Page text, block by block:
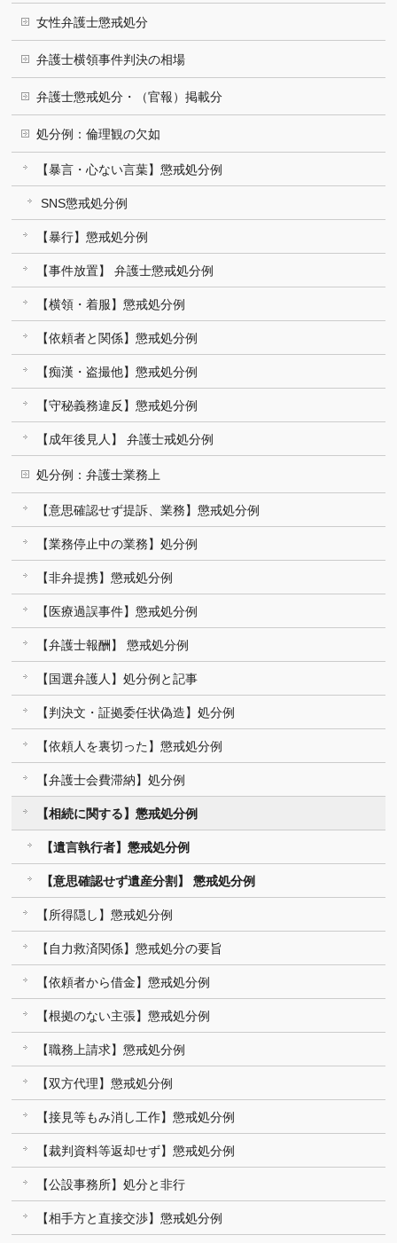
女性弁護士懲戒処分
弁護士横領事件判決の相場
弁護士懲戒処分・（官報）掲載分
処分例：倫理観の欠如
【暴言・心ない言葉】懲戒処分例
SNS懲戒処分例
【暴行】懲戒処分例
【事件放置】 弁護士懲戒処分例
【横領・着服】懲戒処分例
【依頼者と関係】懲戒処分例
【痴漢・盗撮他】懲戒処分例
【守秘義務違反】懲戒処分例
【成年後見人】 弁護士戒処分例
処分例：弁護士業務上
【意思確認せず提訴、業務】懲戒処分例
【業務停止中の業務】処分例
【非弁提携】懲戒処分例
【医療過誤事件】懲戒処分例
【弁護士報酬】 懲戒処分例
【国選弁護人】処分例と記事
【判決文・証拠委任状偽造】処分例
【依頼人を裏切った】懲戒処分例
【弁護士会費滞納】処分例
【相続に関する】懲戒処分例
【遺言執行者】懲戒処分例
【意思確認せず遺産分割】 懲戒処分例
【所得隠し】懲戒処分例
【自力救済関係】懲戒処分の要旨
【依頼者から借金】懲戒処分例
【根拠のない主張】懲戒処分例
【職務上請求】懲戒処分例
【双方代理】懲戒処分例
【接見等もみ消し工作】懲戒処分例
【裁判資料等返却せず】懲戒処分例
【公設事務所】処分と非行
【相手方と直接交渉】懲戒処分例